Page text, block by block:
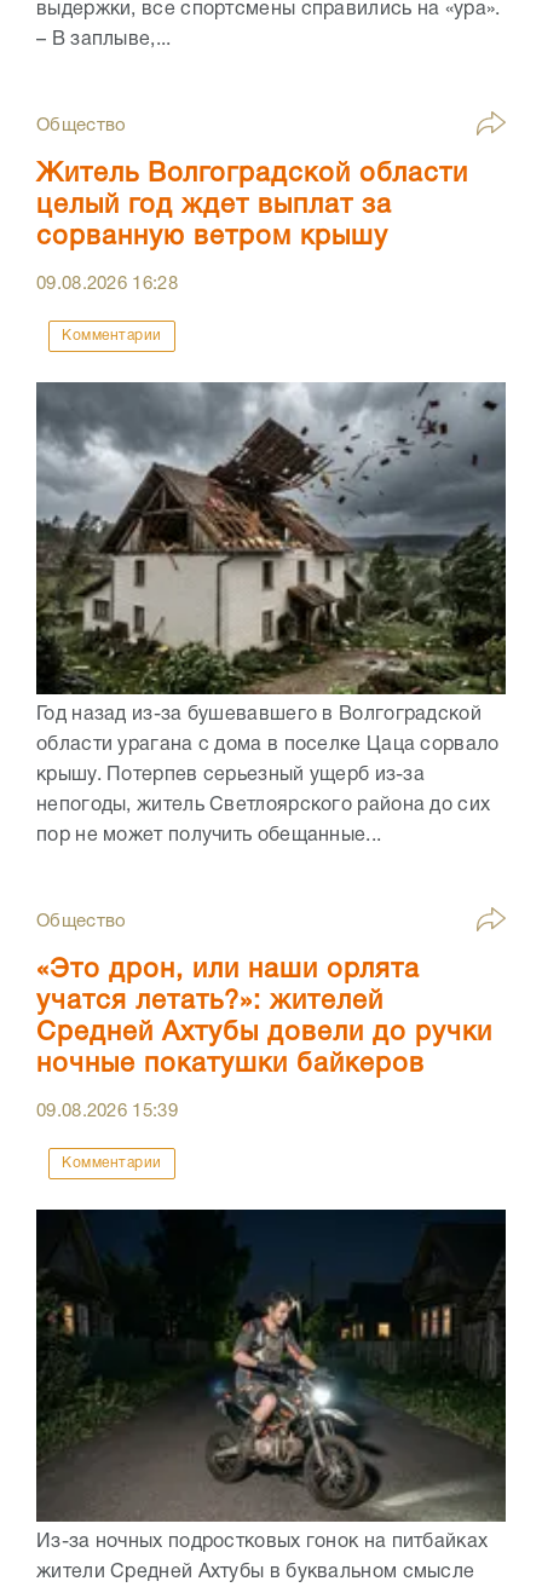
выдержки, все спортсмены справились на «ура».
– В заплыве,...
Общество
Житель Волгоградской области
целый год ждет выплат за
сорванную ветром крышу
09.08.2026 16:28
Комментарии
Год назад из-за бушевавшего в Волгоградской
области урагана с дома в поселке Цаца сорвало
крышу. Потерпев серьезный ущерб из-за
непогоды, житель Светлоярского района до сих
пор не может получить обещанные...
Общество
«Это дрон, или наши орлята
учатся летать?»: жителей
Средней Ахтубы довели до ручки
ночные покатушки байкеров
09.08.2026 15:39
Комментарии
Из-за ночных подростковых гонок на питбайках
жители Средней Ахтубы в буквальном смысле